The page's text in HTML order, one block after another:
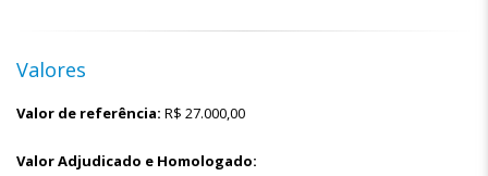
Valores
Valor de referência: R$ 27.000,00
Valor Adjudicado e Homologado: